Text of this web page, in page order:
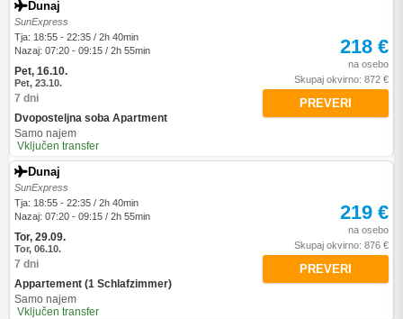
Dunaj
SunExpress
Tja: 18:55 - 22:35 / 2h 40min
Nazaj: 07:20 - 09:15 / 2h 55min
Pet, 16.10.
Pet, 23.10.
7 dni
Dvoposteljna soba Apartment
Samo najem
Vključen transfer
218 €
na osebo
Skupaj okvirno: 872 €
PREVERI
Dunaj
SunExpress
Tja: 18:55 - 22:35 / 2h 40min
Nazaj: 07:20 - 09:15 / 2h 55min
Tor, 29.09.
Tor, 06.10.
7 dni
Appartement (1 Schlafzimmer)
Samo najem
Vključen transfer
219 €
na osebo
Skupaj okvirno: 876 €
PREVERI